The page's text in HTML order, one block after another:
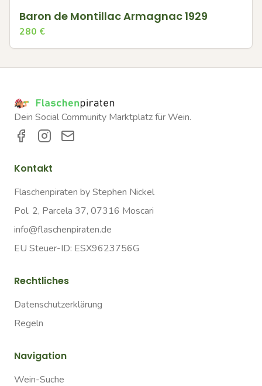
Baron de Montillac Armagnac 1929
280 €
Dein Social Community Marktplatz für Wein.
Kontakt
Flaschenpiraten by Stephen Nickel
Pol. 2, Parcela 37, 07316 Moscari
info@flaschenpiraten.de
EU Steuer-ID: ESX9623756G
Rechtliches
Datenschutzerklärung
Regeln
Navigation
Wein-Suche